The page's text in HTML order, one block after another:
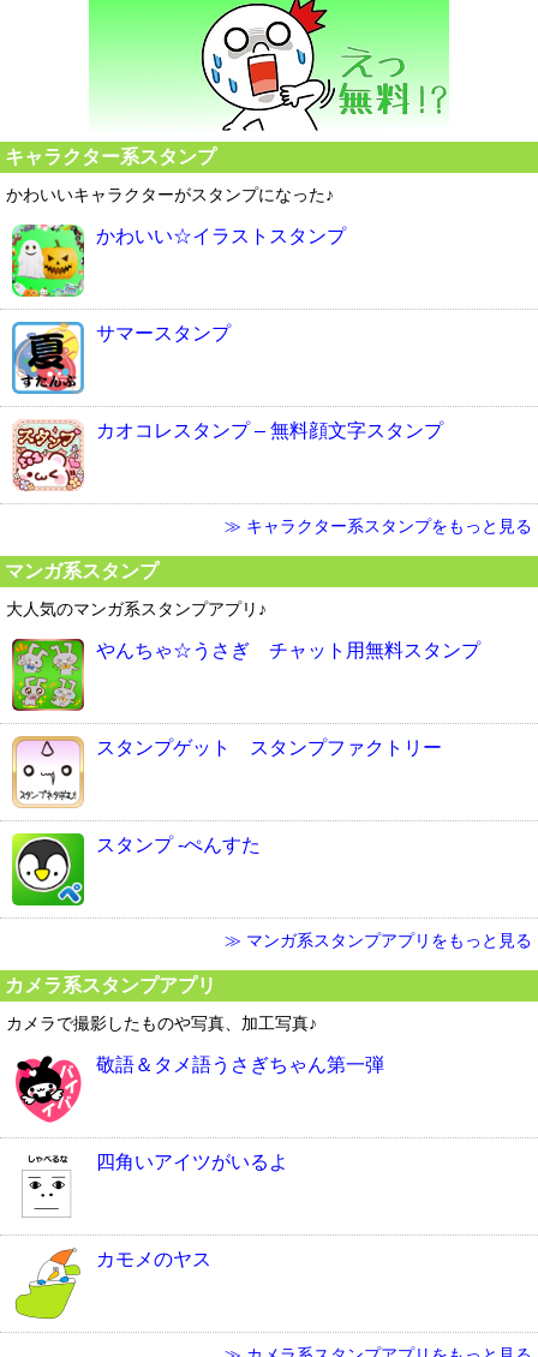
キャラクター系スタンプ
かわいいキャラクターがスタンプになった♪
かわいい☆イラストスタンプ
サマースタンプ
カオコレスタンプ – 無料顔文字スタンプ
≫ キャラクター系スタンプをもっと見る
マンガ系スタンプ
大人気のマンガ系スタンプアプリ♪
やんちゃ☆うさぎ チャット用無料スタンプ
スタンプゲット スタンプファクトリー
スタンプ -ぺんすた
≫ マンガ系スタンプアプリをもっと見る
カメラ系スタンプアプリ
カメラで撮影したものや写真、加工写真♪
敬語＆タメ語うさぎちゃん第一弾
四角いアイツがいるよ
カモメのヤス